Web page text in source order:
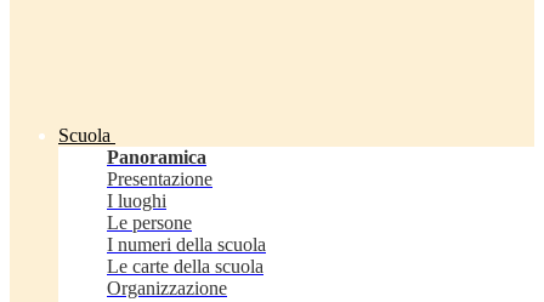
Scuola
Panoramica
Presentazione
I luoghi
Le persone
I numeri della scuola
Le carte della scuola
Organizzazione